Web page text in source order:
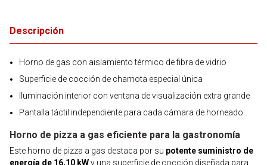
Descripción
Horno de gas con aislamiento térmico de fibra de vidrio
Superficie de cocción de chamota especial única
Iluminación interior con ventana de visualización extra grande
Pantalla táctil independiente para cada cámara de horneado
Horno de pizza a gas eficiente para la gastronomía
Este horno de pizza a gas destaca por su potente suministro de
energía de 16,10 kWy una superficie de cocción diseñada para